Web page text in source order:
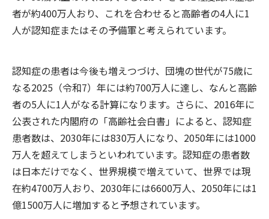
者が約400万人おり、これを合わせると高齢者の4人に1
人が認知症またはその予備軍と考えられています。
認知症の患者は今後も増えつづけ、団塊の世代が75歳に
なる2025（令和7）年には約700万人に達し、なんと高齢
者の5人に1人がなる計算になります。さらに、2016年に
公表された内閣府の「高齢社会白書」によると、認知症
患者数は、2030年には830万人になり、2050年には1000
万人を超えてしまうといわれています。認知症の患者数
は日本だけでなく、世界規模で増えていて、世界では現
在約4700万人おり、2030年には6600万人、2050年には1
億1500万人に増加すると予想されています。